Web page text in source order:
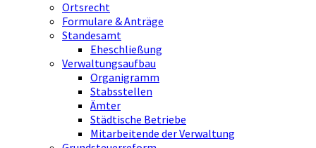
Ortsrecht
Formulare & Anträge
Standesamt
Eheschließung
Verwaltungsaufbau
Organigramm
Stabsstellen
Ämter
Städtische Betriebe
Mitarbeitende der Verwaltung